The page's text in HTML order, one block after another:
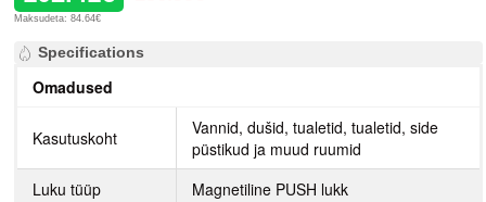
Maksudeta: 84.64€
Specifications
Omadused
Kasutuskoht
Vannid, dušid, tualetid, tualetid, side
püstikud ja muud ruumid
Luku tüüp
Magnetiline PUSH lukk